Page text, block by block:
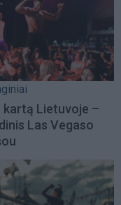
kartą Lietuvoje –
Las Vegaso